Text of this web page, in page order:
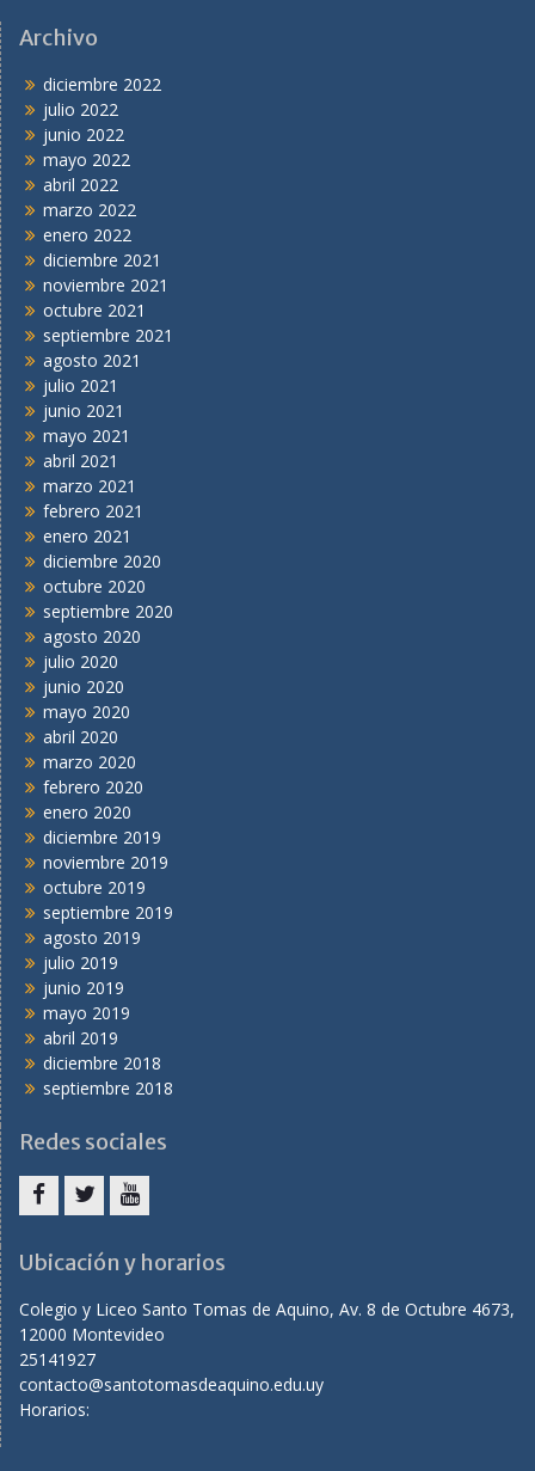
Archivo
diciembre 2022
julio 2022
junio 2022
mayo 2022
abril 2022
marzo 2022
enero 2022
diciembre 2021
noviembre 2021
octubre 2021
septiembre 2021
agosto 2021
julio 2021
junio 2021
mayo 2021
abril 2021
marzo 2021
febrero 2021
enero 2021
diciembre 2020
octubre 2020
septiembre 2020
agosto 2020
julio 2020
junio 2020
mayo 2020
abril 2020
marzo 2020
febrero 2020
enero 2020
diciembre 2019
noviembre 2019
octubre 2019
septiembre 2019
agosto 2019
julio 2019
junio 2019
mayo 2019
abril 2019
diciembre 2018
septiembre 2018
Redes sociales
Ubicación y horarios
Colegio y Liceo Santo Tomas de Aquino, Av. 8 de Octubre 4673,
12000 Montevideo
25141927
contacto@santotomasdeaquino.edu.uy
Horarios: